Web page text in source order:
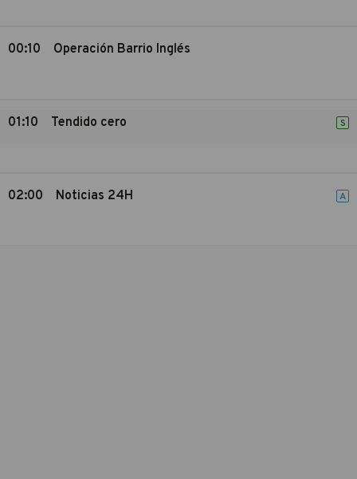
00:10 Operación Barrio Inglés
01:10 Tendido cero S
02:00 Noticias 24H A